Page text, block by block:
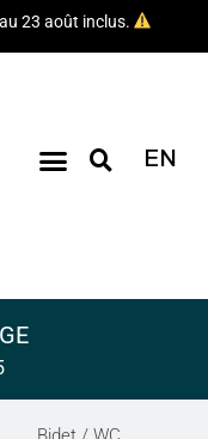
23 août inclus.
EN